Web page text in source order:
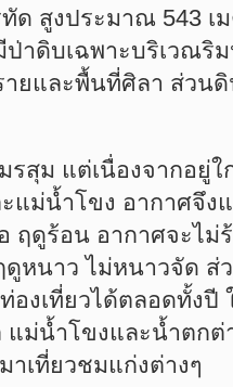
ด สูงประมาณ 543 เ
าดิบเฉพาะบริเวณริ
ยและพื้นที่ศิลา ส่วน
รสุม แต่เนื่องจากอยู่
แม่น้ำโขง อากาศจึง
ฤดูร้อน อากาศจะไม่
ดูหนาว ไม่หนาวจัด
องเที่ยวได้ตลอดทั้ง
ม่น้ำโขงและน้ำตกต่
เที่ยวชมแก่งต่างๆ